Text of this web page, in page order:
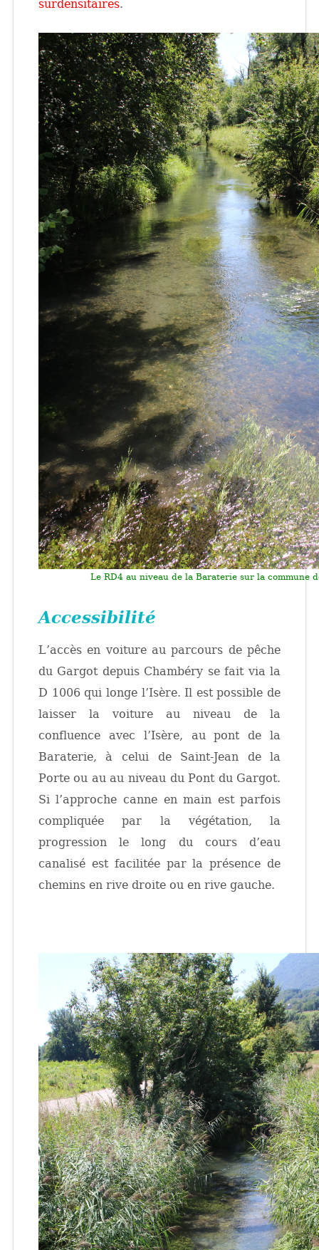
surdensitaires.
Le RD4 au niveau de la Baraterie sur la commune
Accessibilité
L’accès en voiture au parcours de pêche
du Gargot depuis Chambéry se fait via la
D 1006 qui longe l’Isère. Il est possible de
laisser la voiture au niveau de la
confluence avec l’Isère, au pont de la
Baraterie, à celui de Saint-Jean de la
Porte ou au au niveau du Pont du Gargot.
Si l’approche canne en main est parfois
compliquée par la végétation, la
progression le long du cours d’eau
canalisé est facilitée par la présence de
chemins en rive droite ou en rive gauche.